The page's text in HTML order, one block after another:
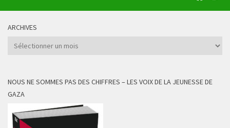
ARCHIVES
Archives
NOUS NE SOMMES PAS DES CHIFFRES – LES VOIX DE LA JEUNESSE DE
GAZA